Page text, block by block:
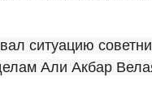
ситуацию
Али Акбар